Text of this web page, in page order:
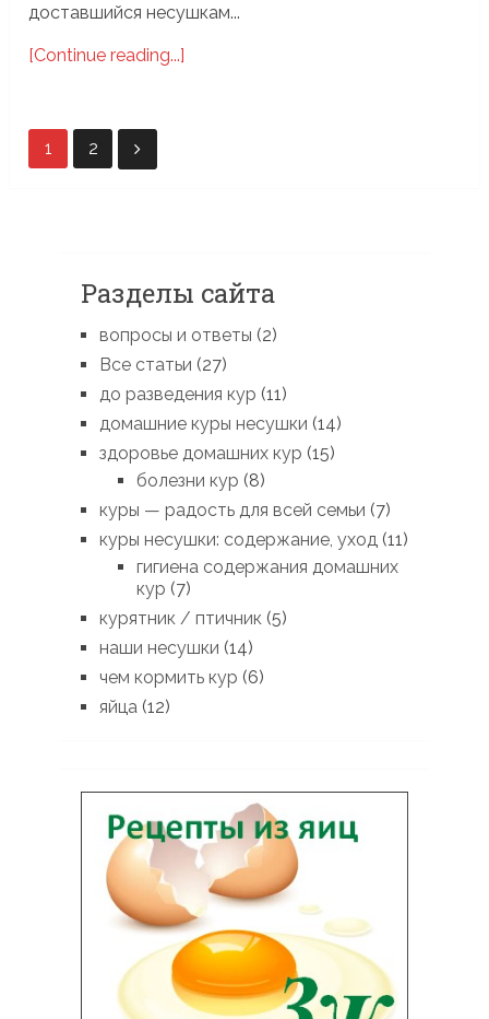
доставшийся несушкам...
[Continue reading...]
Пагинация
записей
1 2
Разделы сайта
вопросы и ответы (2)
Все статьи (27)
до разведения кур (11)
домашние куры несушки (14)
здоровье домашних кур (15)
болезни кур (8)
куры — радость для всей семьи (7)
куры несушки: содержание, уход (11)
гигиена содержания домашних
кур (7)
курятник / птичник (5)
наши несушки (14)
чем кормить кур (6)
яйца (12)